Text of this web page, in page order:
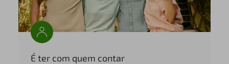
É ter com quem contar